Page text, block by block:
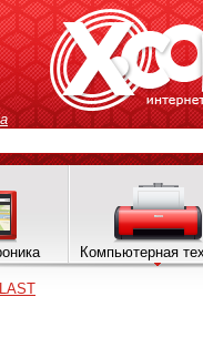
Компьютерная